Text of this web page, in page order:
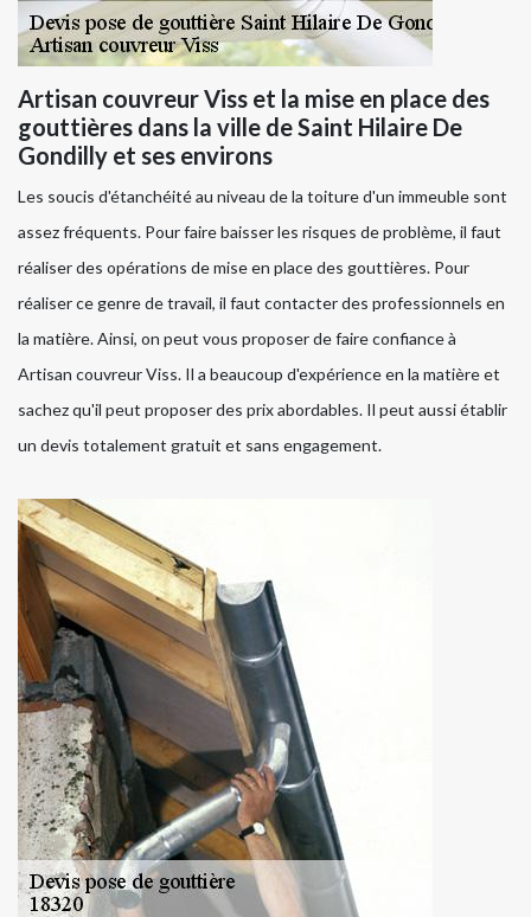
Artisan couvreur Viss et la mise en place des
gouttières dans la ville de Saint Hilaire De
Gondilly et ses environs
Les soucis d'étanchéité au niveau de la toiture d'un immeuble sont
assez fréquents. Pour faire baisser les risques de problème, il faut
réaliser des opérations de mise en place des gouttières. Pour
réaliser ce genre de travail, il faut contacter des professionnels en
la matière. Ainsi, on peut vous proposer de faire confiance à
Artisan couvreur Viss. Il a beaucoup d'expérience en la matière et
sachez qu'il peut proposer des prix abordables. Il peut aussi établir
un devis totalement gratuit et sans engagement.